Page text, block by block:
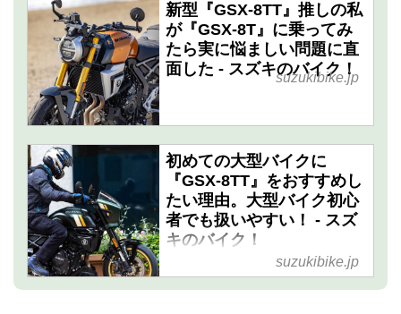
新型『GSX-8TT』推しの私
が『GSX-8T』に乗ってみ
たら実に悩ましい問題に直
面した - スズキのバイク！
suzukibike.jp
初めての大型バイクに
『GSX-8TT』をおすすめし
たい理由。大型バイク初心
者でも扱いやすい！ - スズ
キのバイク！
suzukibike.jp